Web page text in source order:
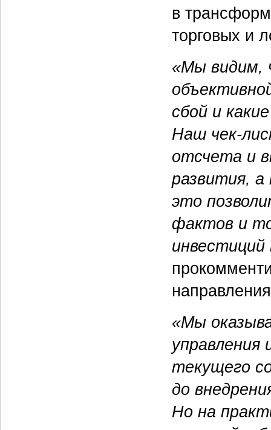
в
торговых и
«Мы видим,
сбой и
Наш чек-
отсчета и
развития,
это
фактов и
«Мы
текущего
до
Но на